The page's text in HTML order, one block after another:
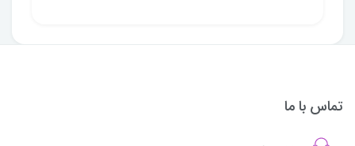
تماس با ما